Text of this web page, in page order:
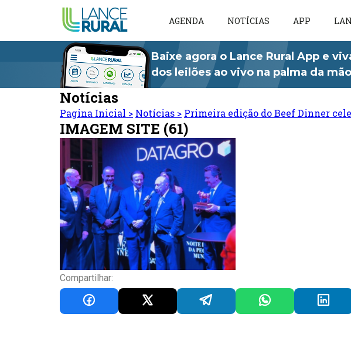
AGENDA NOTÍCIAS APP
Baixe agora o Lance Rural App e
dos leilões ao vivo na palma da
Notícias
Pagina Inicial > Notícias > Primeira edição do Beef Dinner
IMAGEM SITE (61)
Compartilhar: